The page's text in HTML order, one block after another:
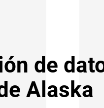
de
Alaska